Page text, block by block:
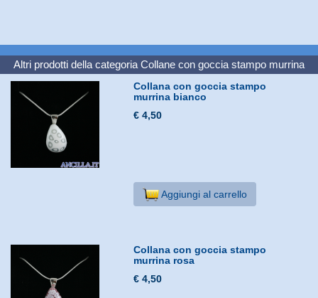
Altri prodotti della categoria Collane con goccia stampo murrina
Collana con goccia stampo
murrina bianco
€ 4,50
Aggiungi al carrello
Collana con goccia stampo
murrina rosa
€ 4,50